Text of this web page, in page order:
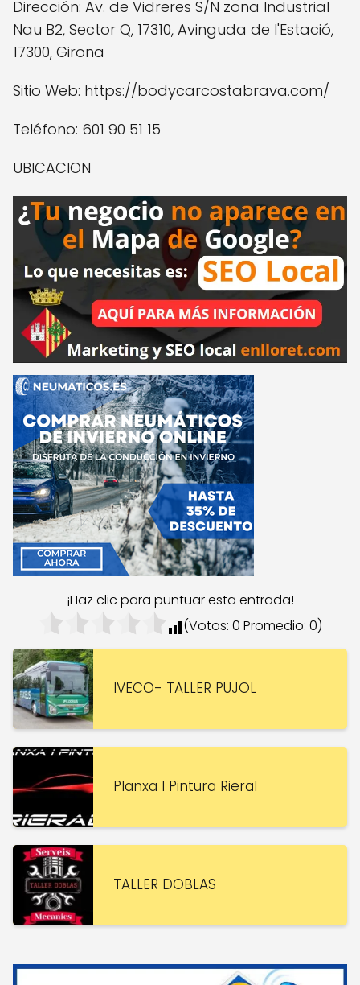
Dirección: Av. de Vidreres S/N zona Industrial
Nau B2, Sector Q, 17310, Avinguda de l'Estació,
17300, Girona
Sitio Web: https://bodycarcostabrava.com/
Teléfono: 601 90 51 15
UBICACION
¡Haz clic para puntuar esta entrada!
(Votos: 0 Promedio: 0)
IVECO- TALLER PUJOL
Planxa I Pintura Rieral
TALLER DOBLAS